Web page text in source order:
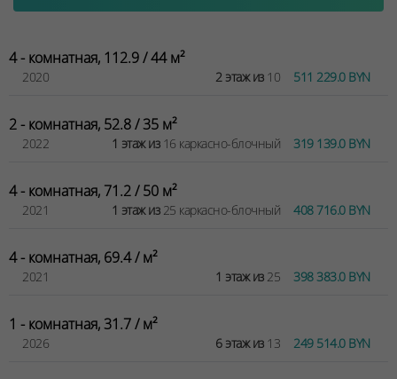
4 - комнатная, 112.9 / 44 м²
2020 2 этаж из10 511 229.0 BYN
2 - комнатная, 52.8 / 35 м²
2022 1 этаж из16 каркасно-блочный 319 139.0 BYN
4 - комнатная, 71.2 / 50 м²
2021 1 этаж из25 каркасно-блочный 408 716.0 BYN
4 - комнатная, 69.4 / м²
2021 1 этаж из25 398 383.0 BYN
1 - комнатная, 31.7 / м²
2026 6 этаж из13 249 514.0 BYN